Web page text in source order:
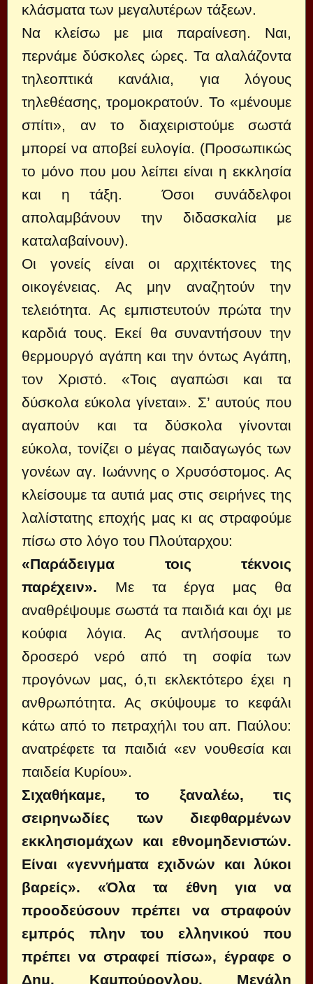
κλάσματα των μεγαλυτέρων τάξεων.
Να κλείσω με μια παραίνεση. Ναι,
περνάμε δύσκολες ώρες. Τα αλαλάζοντα
τηλεοπτικά κανάλια, για λόγους
τηλεθέασης, τρομοκρατούν. Το «μένουμε
σπίτι», αν το διαχειριστούμε σωστά
μπορεί να αποβεί ευλογία. (Προσωπικώς
το μόνο που μου λείπει είναι η εκκλησία
και η τάξη. Όσοι συνάδελφοι
απολαμβάνουν την διδασκαλία με
καταλαβαίνουν).
Οι γονείς είναι οι αρχιτέκτονες της
οικογένειας. Ας μην αναζητούν την
τελειότητα. Ας εμπιστευτούν πρώτα την
καρδιά τους. Εκεί θα συναντήσουν την
θερμουργό αγάπη και την όντως Αγάπη,
τον Χριστό. «Τοις αγαπώσι και τα
δύσκολα εύκολα γίνεται». Σ’ αυτούς που
αγαπούν και τα δύσκολα γίνονται
εύκολα, τονίζει ο μέγας παιδαγωγός των
γονέων αγ. Ιωάννης ο Χρυσόστομος. Ας
κλείσουμε τα αυτιά μας στις σειρήνες της
λαλίστατης εποχής μας κι ας στραφούμε
πίσω στο λόγο του Πλούταρχου:
«Παράδειγμα τοις τέκνοις
παρέχειν». Με τα έργα μας θα
αναθρέψουμε σωστά τα παιδιά και όχι με
κούφια λόγια. Ας αντλήσουμε το
δροσερό νερό από τη σοφία των
προγόνων μας, ό,τι εκλεκτότερο έχει η
ανθρωπότητα. Ας σκύψουμε το κεφάλι
κάτω από το πετραχήλι του απ. Παύλου:
ανατρέφετε τα παιδιά «εν νουθεσία και
παιδεία Κυρίου».
Σιχαθήκαμε, το ξαναλέω, τις
σειρηνωδίες των διεφθαρμένων
εκκλησιομάχων και εθνομηδενιστών.
Είναι «γεννήματα εχιδνών και λύκοι
βαρείς». «Όλα τα έθνη για να
προοδεύσουν πρέπει να στραφούν
εμπρός πλην του ελληνικού που
πρέπει να στραφεί πίσω», έγραφε ο
Δημ. Καμπούρογλου. Μεγάλη